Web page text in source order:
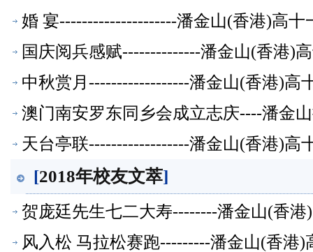
婚 宴---------------------潘金山(香港)高十
国庆阅兵感赋--------------潘金山(香港)
中秋赏月------------------潘金山(香港)高
澳门南安罗东同乡会成立志庆----潘金
天台亭联------------------潘金山(香港)高
[2018年校友文萃]
贺庞廷先生七二大寿--------潘金山(香
风入松 马拉松赛跑---------潘金山(香港